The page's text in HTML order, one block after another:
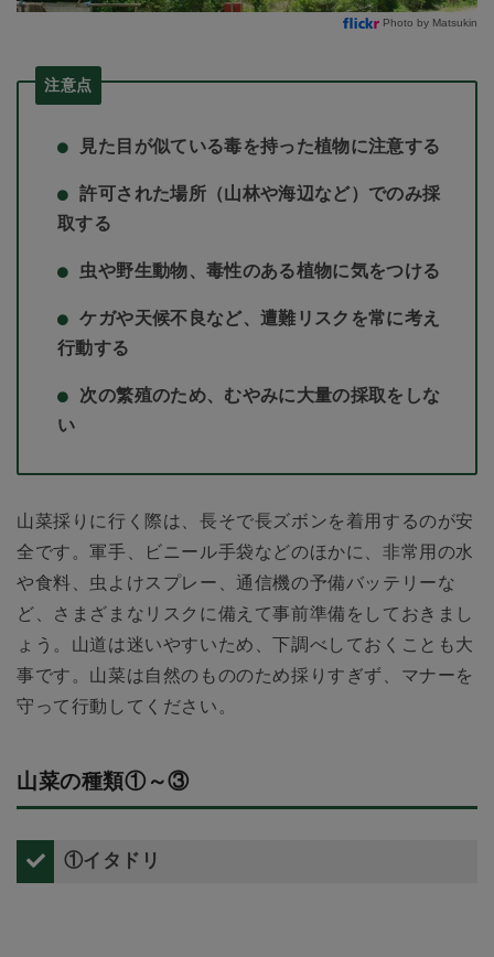
Photo by Matsukin
注意点
見た目が似ている毒を持った植物に注意する
許可された場所（山林や海辺など）でのみ採
取する
虫や野生動物、毒性のある植物に気をつける
ケガや天候不良など、遭難リスクを常に考え
行動する
次の繁殖のため、むやみに大量の採取をしな
い
山菜採りに行く際は、長そで長ズボンを着用するのが安
全です。軍手、ビニール手袋などのほかに、非常用の水
や食料、虫よけスプレー、通信機の予備バッテリーな
ど、さまざまなリスクに備えて事前準備をしておきまし
ょう。山道は迷いやすいため、下調べしておくことも大
事です。山菜は自然のもののため採りすぎず、マナーを
守って行動してください。
山菜の種類①～③
①イタドリ